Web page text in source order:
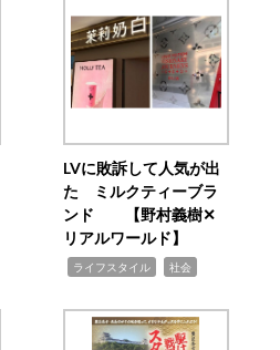
LVに敗訴して人気が出
た ミルクティーブラ
ンド 【野村義樹✕
リアルワールド】
ライフスタイル 社会